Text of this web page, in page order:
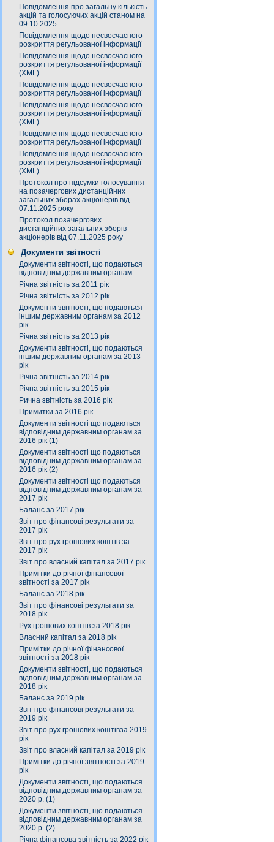
Повідомлення про загальну кількість
акцій та голосуючих акцій станом на
09.10.2025
Повідомлення щодо несвоєчасного
розкриття регульованої інформації
Повідомлення щодо несвоєчасного
розкриття регульованої інформації
(XML)
Повідомлення щодо несвоєчасного
розкриття регульованої інформації
Повідомлення щодо несвоєчасного
розкриття регульованої інформації
(XML)
Повідомлення щодо несвоєчасного
розкриття регульованої інформації
Повідомлення щодо несвоєчасного
розкриття регульованої інформації
(XML)
Протокол про підсумки голосування
на позачергових дистанційних
загальних зборах акціонерів від
07.11.2025 року
Протокол позачергових
дистанційних загальних зборів
акціонерів від 07.11.2025 року
Документи звітності
Документи звітності, що подаються
відповідним державним органам
Річна звітність за 2011 рік
Річна звітність за 2012 рік
Документи звітності, що подаються
іншим державним органам за 2012
рік
Річна звітність за 2013 рік
Документи звітності, що подаються
іншим державним органам за 2013
рік
Річна звітність за 2014 рік
Річна звітність за 2015 рік
Рична звітність за 2016 рік
Примитки за 2016 рік
Документи звітності що подаються
відповідним державним органам за
2016 рік (1)
Документи звітності що подаються
відповідним державним органам за
2016 рік (2)
Документи звітності що подаються
відповідним державним органам за
2017 рік
Баланс за 2017 рік
Звіт про фінансові результати за
2017 рік
Звіт про рух грошових коштів за
2017 рік
Звіт про власний капітал за 2017 рік
Примітки до річної фінансової
звітності за 2017 рік
Баланс за 2018 рік
Звіт про фінансові результати за
2018 рік
Рух грошових коштів за 2018 рік
Власний капітал за 2018 рік
Примітки до річної фінансової
звітності за 2018 рік
Документи звітності, що подаються
відповідним державним органам за
2018 рік
Баланс за 2019 рік
Звіт про фінансові результати за
2019 рік
Звіт про рух грошових коштівза 2019
рік
Звіт про власний капітал за 2019 рік
Примітки до річної звітності за 2019
рік
Документи звітності, що подаються
відповідним державним органам за
2020 р. (1)
Документи звітності, що подаються
відповідним державним органам за
2020 р. (2)
Річна фінансова звітність за 2022 рік